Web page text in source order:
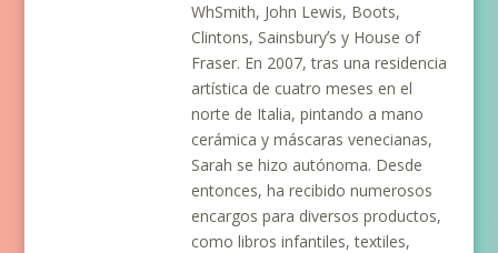
WhSmith, John Lewis, Boots,
Clintons, Sainsburyʼs y House of
Fraser. En 2007, tras una residencia
artística de cuatro meses en el
norte de Italia, pintando a mano
cerámica y máscaras venecianas,
Sarah se hizo autónoma. Desde
entonces, ha recibido numerosos
encargos para diversos productos,
como libros infantiles, textiles,